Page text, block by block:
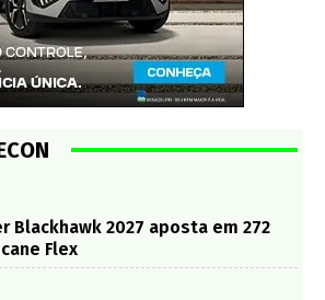
Blackhawk 2027 aposta em 272
Flex